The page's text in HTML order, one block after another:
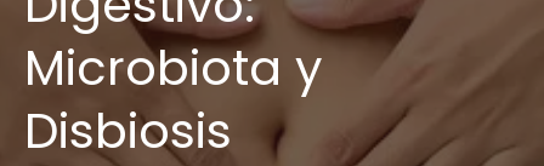
Microbiota y
Disbiosis